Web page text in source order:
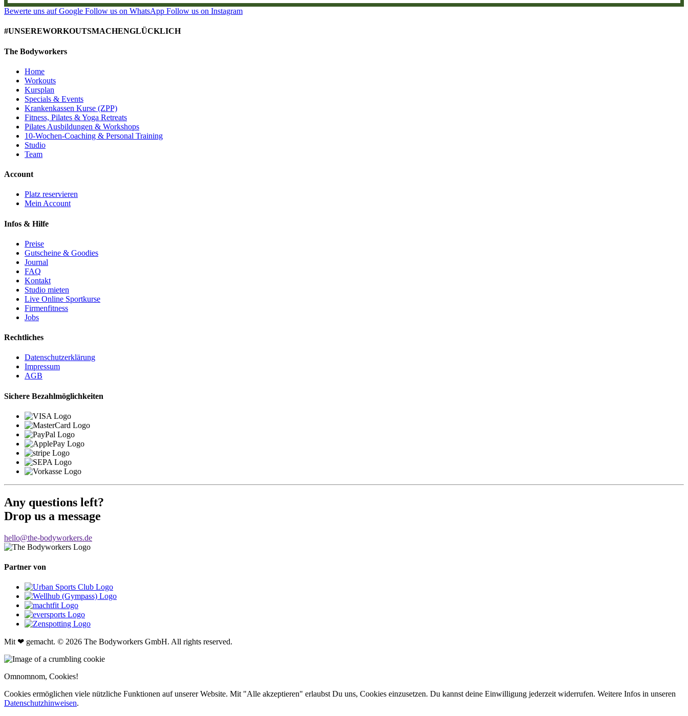
Bewerte uns auf Google Follow us on WhatsApp Follow us on Instagram
#UNSEREWORKOUTSMACHENGLÜCKLICH
The Bodyworkers
Home
Workouts
Kursplan
Specials & Events
Krankenkassen Kurse (ZPP)
Fitness, Pilates & Yoga Retreats
Pilates Ausbildungen & Workshops
10-Wochen-Coaching & Personal Training
Studio
Team
Account
Platz reservieren
Mein Account
Infos & Hilfe
Preise
Gutscheine & Goodies
Journal
FAQ
Kontakt
Studio mieten
Live Online Sportkurse
Firmenfitness
Jobs
Rechtliches
Datenschutzerklärung
Impressum
AGB
Sichere Bezahlmöglichkeiten
Any questions left?
Drop us a message
hello@the-bodyworkers.de
Partner von
Mit ❤ gemacht. © 2026 The Bodyworkers GmbH. All rights reserved.
Omnomnom, Cookies!
Cookies ermöglichen viele nützliche Funktionen auf unserer Website. Mit "Alle akzeptieren" erlaubst Du uns, Cookies einzusetzen. Du kannst deine Einwilligung jederzeit widerrufen. Weitere Infos in unseren
Datenschutzhinweisen.